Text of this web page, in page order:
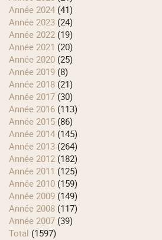
année 2024 (41)
année 2023 (24)
année 2022 (19)
année 2021 (20)
année 2020 (25)
année 2019 (8)
année 2018 (21)
année 2017 (30)
année 2016 (113)
année 2015 (86)
année 2014 (145)
année 2013 (264)
année 2012 (182)
année 2011 (125)
année 2010 (159)
année 2009 (149)
année 2008 (117)
année 2007 (39)
total (1597)